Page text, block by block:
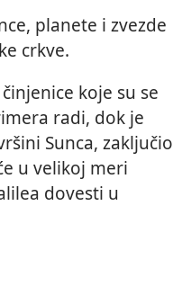
planete i zvezde
crkve.
koje su se
radi, dok je
Sunca, zaključio
u velikoj meri
dovesti u